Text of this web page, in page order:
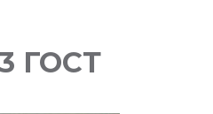
ГОСТ